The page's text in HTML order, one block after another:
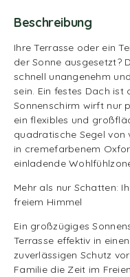
Beschreibung
Ihre Terrasse oder ein
der Sonne ausgesetzt?
schnell unangenehm
sein. Ein festes Dach
Sonnenschirm wirft nur
ein flexibles und
quadratische Segel von
in cremefarbenem
einladende
Mehr als nur Schatten:
freiem Himmel
Ein großzügiges
Terrasse effektiv in
zuverlässigen Schutz
Familie die Zeit im